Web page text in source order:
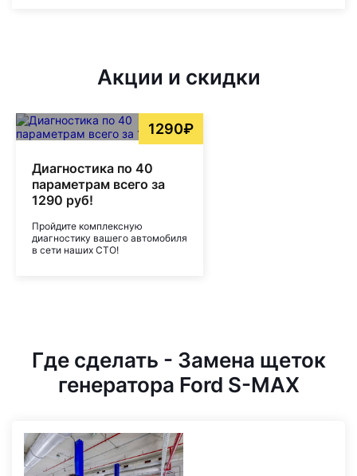
Акции и скидки
1290₽
Диагностика по 40
параметрам всего за
1290 руб!
Пройдите комплексную
диагностику вашего автомобиля
в сети наших СТО!
Где сделать - Замена щеток
генератора Ford S-MAX